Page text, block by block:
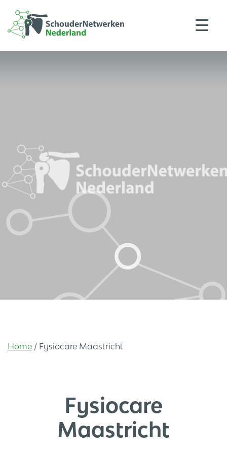
Home / Fysiocare Maastricht
Fysiocare
Maastricht